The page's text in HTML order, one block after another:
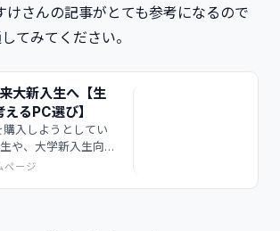
けさんの記事がとても参考になるので
てみてください。
大新入生へ【生
るPC選び】
入しようとしてい
や、大学新入生向け
たって留意すべき
ページ